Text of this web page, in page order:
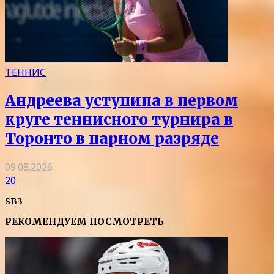
ТЕННИС
Андреева уступипа в первом
круге теннисного турнира в
Торонто в парном разряде
09.08.2026
20
SB3
РЕКОМЕНДУЕМ ПОСМОТРЕТЬ